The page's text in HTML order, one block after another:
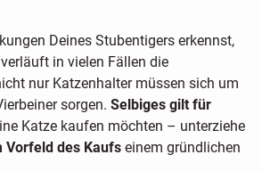
Deines Stubentigers erkennst,
in vielen Fällen die
nur Katzenhalter müssen sich um
sorgen. Selbiges gilt für
Katze kaufen möchten – unterziehe
Vorfeld des Kaufseinem gründlichen